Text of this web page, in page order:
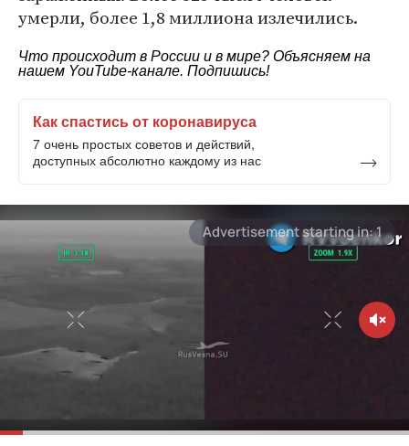
умерли, более 1,8 миллиона излечились.
Что происходит в России и в мире? Объясняем на
нашем YouTube-канале. Подпишись!
Как спастись от коронавируса
7 очень простых советов и действий,
доступных абсолютно каждому из нас